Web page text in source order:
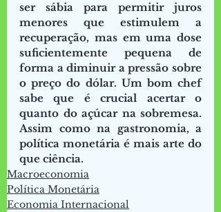
ser sábia para permitir juros
menores que estimulem a
recuperação, mas em uma dose
suficientemente pequena de
forma a diminuir a pressão sobre
o preço do dólar. Um bom chef
sabe que é crucial acertar o
quanto do açúcar na sobremesa.
Assim como na gastronomia, a
política monetária é mais arte do
que ciência.
Macroeconomia
Política Monetária
Economia Internacional